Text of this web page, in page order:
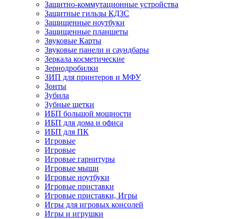
Защитно-коммутационные устройства
Защитные гильзы КДЗС
Защищенные ноутбуки
Защищенные планшеты
Звуковые Карты
Звуковые панели и саундбары
Зеркала косметические
Зернодробилки
ЗИП для принтеров и МФУ
Зонты
Зубила
Зубные щетки
ИБП большой мощности
ИБП для дома и офиса
ИБП для ПК
Игровые
Игровые
Игровые гарнитуры
Игровые мыши
Игровые ноутбуки
Игровые приставки
Игровые приставки, Игры
Игры для игровых консолей
Игры и игрушки